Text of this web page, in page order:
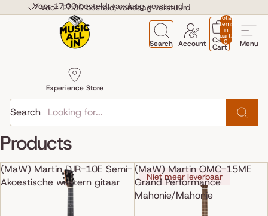
Voor 17:00 besteld, vandaag verstuurd
Voor 17:00 besteld, vandaag verstuurd
Menu
Search
Experience Store
Account
Total
items
in
cart:
0
Cart
Cart
Search
Products
(MaW) Martin DJR-10E Semi-
Akoestische western gitaar
(MaW) Martin OMC-15ME
Grand Performance
Mahonie/Mahonie
Niet meer leverbaar